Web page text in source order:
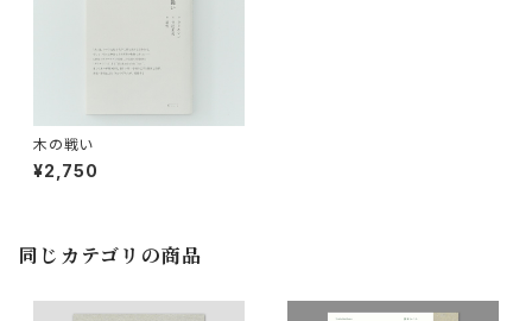
木の戦い
¥2,750
同じカテゴリの商品